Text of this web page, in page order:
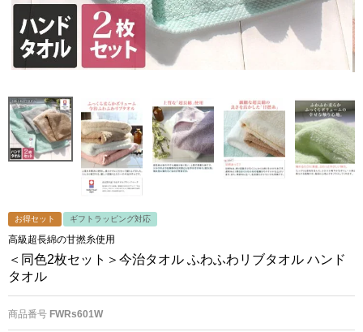
お得セット ギフトラッピング対応
高級超長綿の甘撚糸使用
＜同色2枚セット＞今治タオル ふわふわリブタオル ハンド
タオル
商品番号 FWRs601W